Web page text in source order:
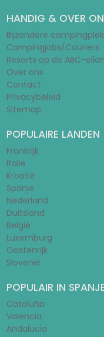
HANDIG & OVER
Bijzondere
Campingjobs/Couriers
Resorts op de ABC-
Over ons
Contact
Privacybeleid
Sitemap
POPULAIRE LANDEN
Frankrijk
Italië
Kroatië
Spanje
Nederland
Duitsland
België
Luxemburg
Oostenrijk
Slovenië
POPULAIR IN
Cataluña
Valencia
Andalucia